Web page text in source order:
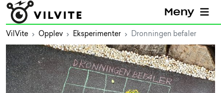
Meny
VilVite Opplev Eksperimenter Dronningen befaler